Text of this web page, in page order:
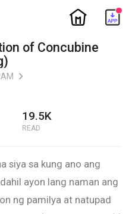
ic_home
of Concubine
ic_arrow_right
19.5K
READ
siya sa kung ano ang
ayon lang naman ang
ng pamilya at natupad